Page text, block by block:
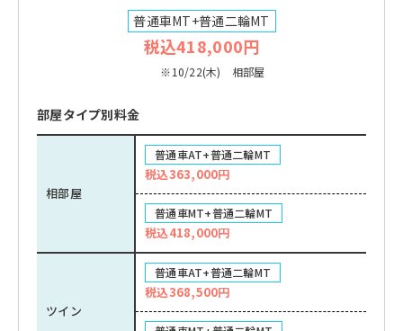
普通車MT+普通二輪MT
税込418,000円
※10/22(木) 相部屋
部屋タイプ別料金
相部屋
普通車AT+普通二輪MT
税込363,000円
普通車MT+普通二輪MT
税込418,000円
ツイン
普通車AT+普通二輪MT
税込368,500円